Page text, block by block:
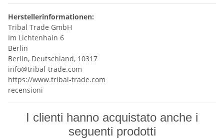
Herstellerinformationen:
Tribal Trade GmbH
Im Lichtenhain 6
Berlin
Berlin, Deutschland, 10317
info@tribal-trade.com
https://www.tribal-trade.com
recensioni
I clienti hanno acquistato anche i
seguenti prodotti